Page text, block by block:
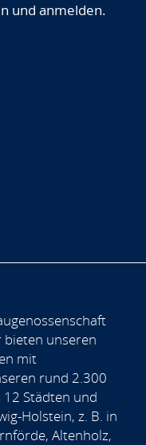
und anmelden.
bieten unseren
mit
rund 2.300
Städten und
Holstein, z. B. in
Altenholz,